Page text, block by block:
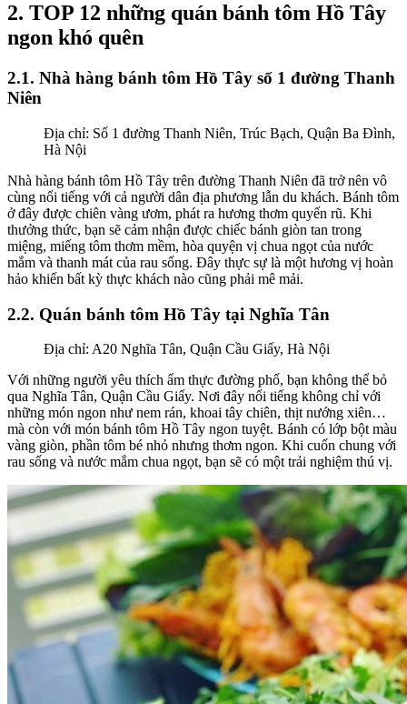
2. TOP 12 những quán bánh tôm Hồ Tây
ngon khó quên
2.1. Nhà hàng bánh tôm Hồ Tây số 1 đường Thanh
Niên
Địa chỉ: Số 1 đường Thanh Niên, Trúc Bạch, Quận Ba Đình,
Hà Nội
Nhà hàng bánh tôm Hồ Tây trên đường Thanh Niên đã trở nên vô
cùng nổi tiếng với cả người dân địa phương lẫn du khách. Bánh tôm
ở đây được chiên vàng ươm, phát ra hương thơm quyến rũ. Khi
thưởng thức, bạn sẽ cảm nhận được chiếc bánh giòn tan trong
miệng, miếng tôm thơm mềm, hòa quyện vị chua ngọt của nước
mắm và thanh mát của rau sống. Đây thực sự là một hương vị hoàn
hảo khiến bất kỳ thực khách nào cũng phải mê mải.
2.2. Quán bánh tôm Hồ Tây tại Nghĩa Tân
Địa chỉ: A20 Nghĩa Tân, Quận Cầu Giấy, Hà Nội
Với những người yêu thích ẩm thực đường phố, bạn không thể bỏ
qua Nghĩa Tân, Quận Cầu Giấy. Nơi đây nổi tiếng không chỉ với
những món ngon như nem rán, khoai tây chiên, thịt nướng xiên…
mà còn với món bánh tôm Hồ Tây ngon tuyệt. Bánh có lớp bột màu
vàng giòn, phần tôm bé nhỏ nhưng thơm ngon. Khi cuốn chung với
rau sống và nước mắm chua ngọt, bạn sẽ có một trải nghiệm thú vị.